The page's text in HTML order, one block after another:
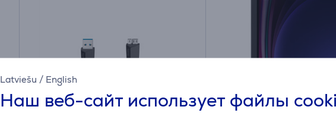
Latviešu / English
Наш веб-сайт использует файлы